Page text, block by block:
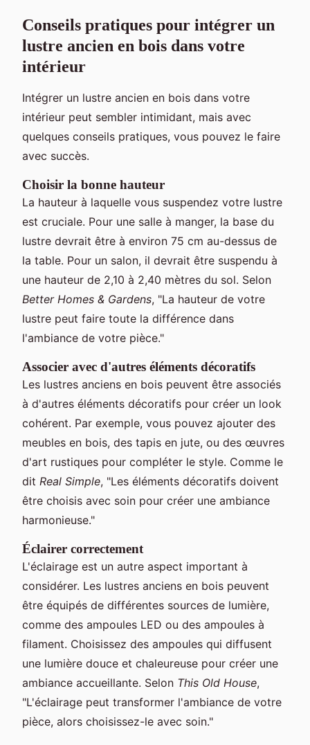
Conseils pratiques pour intégrer un
lustre ancien en bois dans votre
intérieur
Intégrer un lustre ancien en bois dans votre
intérieur peut sembler intimidant, mais avec
quelques conseils pratiques, vous pouvez le faire
avec succès.
Choisir la bonne hauteur
La hauteur à laquelle vous suspendez votre lustre
est cruciale. Pour une salle à manger, la base du
lustre devrait être à environ 75 cm au-dessus de
la table. Pour un salon, il devrait être suspendu à
une hauteur de 2,10 à 2,40 mètres du sol. Selon
Better Homes & Gardens, "La hauteur de votre
lustre peut faire toute la différence dans
l'ambiance de votre pièce."
Associer avec d'autres éléments décoratifs
Les lustres anciens en bois peuvent être associés
à d'autres éléments décoratifs pour créer un look
cohérent. Par exemple, vous pouvez ajouter des
meubles en bois, des tapis en jute, ou des œuvres
d'art rustiques pour compléter le style. Comme le
dit Real Simple, "Les éléments décoratifs doivent
être choisis avec soin pour créer une ambiance
harmonieuse."
Éclairer correctement
L'éclairage est un autre aspect important à
considérer. Les lustres anciens en bois peuvent
être équipés de différentes sources de lumière,
comme des ampoules LED ou des ampoules à
filament. Choisissez des ampoules qui diffusent
une lumière douce et chaleureuse pour créer une
ambiance accueillante. Selon This Old House,
"L'éclairage peut transformer l'ambiance de votre
pièce, alors choisissez-le avec soin."